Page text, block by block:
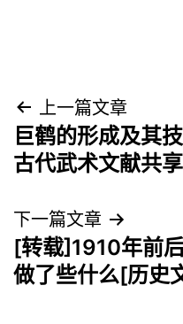
文
章
航
上一篇文章
巨鹤的形成及其
古代武术文献共
下一篇文章
[转载]1910年前
做了些什么[历史